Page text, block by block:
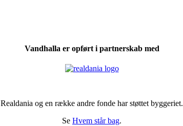
Vandhalla er opført i partnerskab med
Realdania og en række andre fonde har støttet byggeriet.
Se Hvem står bag.